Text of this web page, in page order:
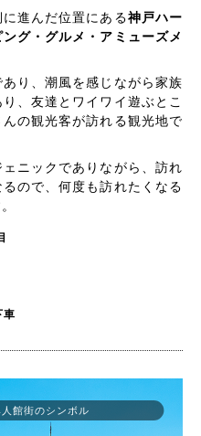
進んだ位置にある神戸ハー
グ・グルメ・アミューズメ
り、潮風を感じながら家族
、友達とワイワイ遊ぶとこ
の観光客が訪れる観光地で
ニックでありながら、訪れ
ので、何度も訪れたくなる
車
館街のシンボル